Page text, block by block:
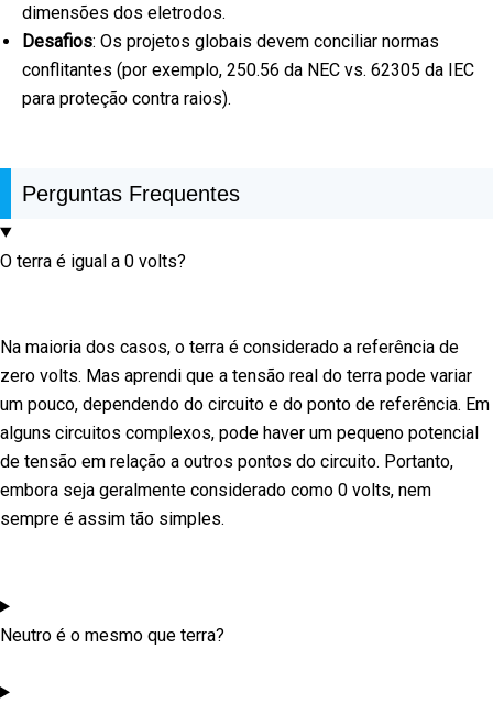
dimensões dos eletrodos.
Desafios: Os projetos globais devem conciliar normas
conflitantes (por exemplo, 250.56 da NEC vs. 62305 da IEC
para proteção contra raios).
Perguntas Frequentes
O terra é igual a 0 volts?
Na maioria dos casos, o terra é considerado a referência de
zero volts. Mas aprendi que a tensão real do terra pode variar
um pouco, dependendo do circuito e do ponto de referência. Em
alguns circuitos complexos, pode haver um pequeno potencial
de tensão em relação a outros pontos do circuito. Portanto,
embora seja geralmente considerado como 0 volts, nem
sempre é assim tão simples.
Neutro é o mesmo que terra?